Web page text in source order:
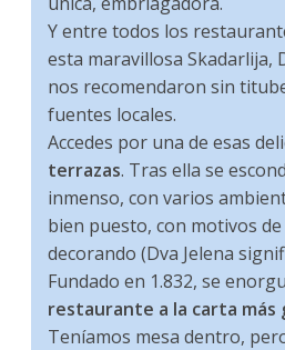
Y entre todos los
esta maravillosa Skadarlija,
nos recomendaron sin
fuentes locales.
Accedes por una de esas
terrazas. Tras ella se
inmenso, con varios
bien puesto, con motivos
decorando (Dva Jelena
Fundado en 1.832, se
restaurante a la carta más
Teníamos mesa dentro,